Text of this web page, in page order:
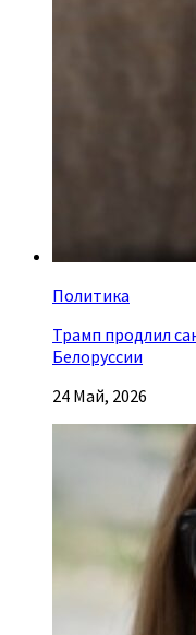
Политика
Трамп продлил
Белоруссии
24 Май, 2026